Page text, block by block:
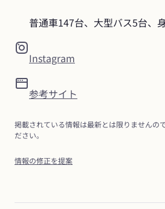
普通車147台、大型バス5台、
Instagram
参考サイト
掲載されている情報は最新とは限りませんの
ださい。
情報の修正を提案